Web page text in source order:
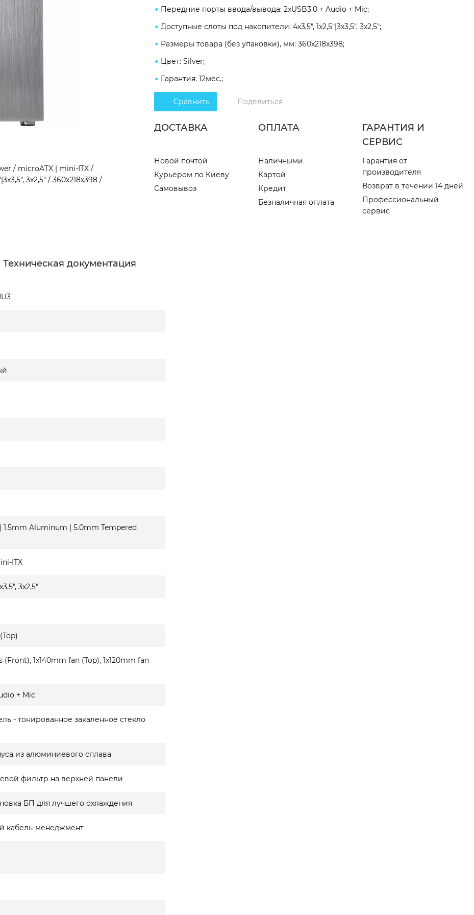
/ microATX | mini-ITX /
3x2,5" / 360x218x398 /
Передние порты ввода/вывода: 2xUSB3.0 + Audio + Mic;
Доступные слоты под накопители: 4x3,5", 1x2,5"|3x3,5", 3x2,5";
Размеры товара (без упаковки), мм: 360x218x398;
Цвет: Silver;
Гарантия: 12мес.;
Сравнить Поделиться
ДОСТАВКА
Новой почтой
Курьером по Киеву
Самовывоз
ОПЛАТА
Наличными
Картой
Кредит
Безналичная оплата
ГАРАНТИЯ И
СЕРВИС
Гарантия от
производителя
Возврат в течении 14 дней
Профессиональный
сервис
Техническая документация
1.5mm Aluminum | 5.0mm Tempered
ITX
3x2,5"
(Front), 1x140mm fan (Top), 1x120mm fan
+ Mic
- тонированное закаленное стекло
из алюминиевого сплава
фильтр на верхней панели
БП для лучшего охлаждения
кабель-менеджмент